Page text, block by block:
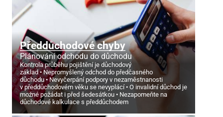
Předdůchodové chyby
Plánování odchodu do důchodu
Kontrola průběhu pojištění je důchodový
základ
Nepromyšlený odchod do předčasného
důchodu
Nevyčerpání podpory v nezaměstnanosti
v předdůchodovém věku se nevyplácí
O invalidní důchod je
možné požádat i před šedesátkou
Nezapomeňte na
důchodové kalkulace s předdůchodem